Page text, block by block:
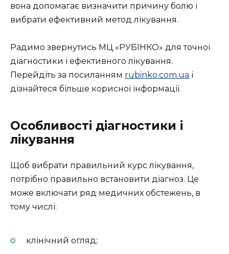
вона допомагає визначити причину болю і
вибрати ефективний метод лікування.
Радимо звернутись МЦ «РУБІНКО» для точної
діагностики і ефективного лікування.
Перейдіть за посиланням rubinko.com.ua і
дізнайтеся більше корисної інформації.
Особливості діагностики і
лікування
Щоб вибрати правильний курс лікування,
потрібно правильно встановити діагноз. Це
може включати ряд медичних обстежень, в
тому числі:
клінічний огляд;